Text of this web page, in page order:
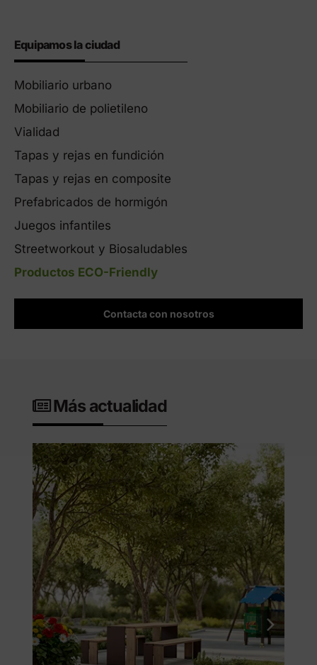
Equipamos la ciudad
Mobiliario urbano
Mobiliario de polietileno
Vialidad
Tapas y rejas en fundición
Tapas y rejas en composite
Prefabricados de hormigón
Juegos infantiles
Streetworkout y Biosaludables
Productos ECO-Friendly
Contacta con nosotros
Más actualidad